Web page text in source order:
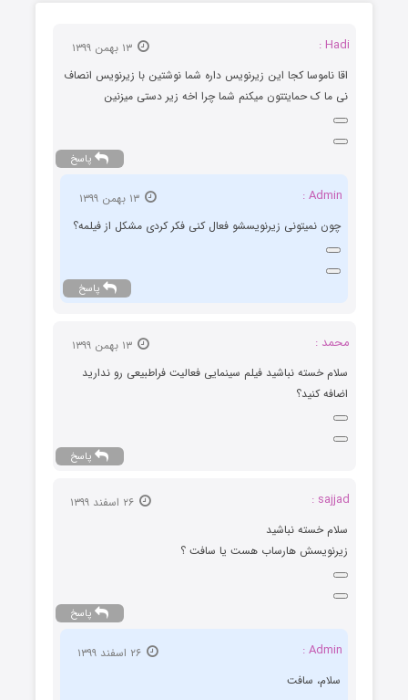
Hadi :
اقا ناموسا کجا این زیرنویس داره شما نوشتین با زیرنویس انصاف
نی ما ک حمایتتون میکنم شما چرا اخه زیر دستی میزنین
پاسخ
Admin :
چون نمیتونی زیرنویسشو فعال کنی فکر کردی مشکل از فیلمه؟
پاسخ
محمد :
سلام خسته نباشید فیلم سینمایی فعالیت فراطبیعی رو ندارید
اضافه کنید؟
پاسخ
sajjad :
سلام خسته نباشید
زیرنویسش هارساب هست یا سافت ؟
پاسخ
Admin :
سلام، سافت